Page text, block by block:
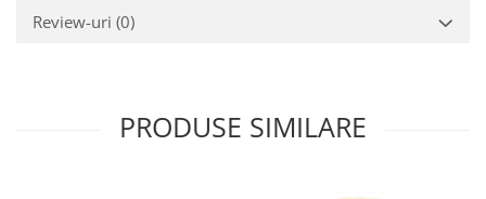
Review-uri (0)
PRODUSE SIMILARE